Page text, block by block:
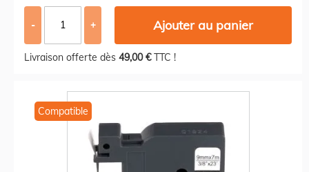
- + Ajouter au panier
Livraison offerte dès 49,00 €TTC !
Compatible